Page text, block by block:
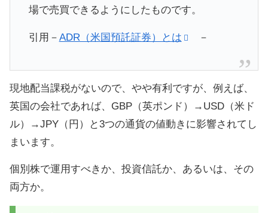
場で売買できるようにしたものです。
引用－ ADR（米国預託証券）とは －
現地配当課税がないので、やや有利ですが、例えば、
英国の会社であれば、GBP（英ポンド）→USD（米ド
ル）→JPY（円）と3つの通貨の値動きに影響されてし
まいます。
個別株で運用すべきか、投資信託か、あるいは、その
両方か。